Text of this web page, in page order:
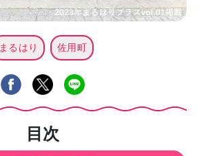
まるはり 佐用町
目次